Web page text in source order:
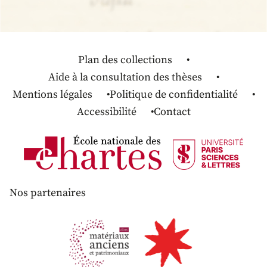
Plan des collections
Aide à la consultation des thèses
Mentions légales
Politique de confidentialité
Accessibilité
Contact
Nos partenaires